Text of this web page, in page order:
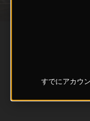
すでにアカウ